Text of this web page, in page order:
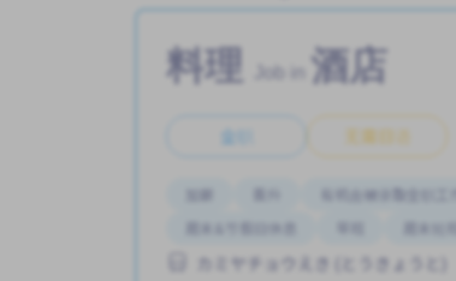
料理 酒店
全职 无需日语
加薪 有机会被录取全职工作
周末&节假日休息
周末轮班
カミヤチョウえき (とうきょうと)